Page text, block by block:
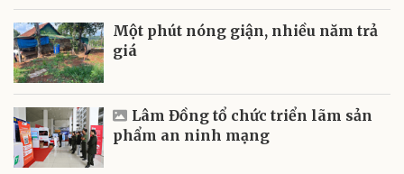
Một phút nóng giận, nhiều năm trả
giá
Lâm Đồng tổ chức triển lãm sản
phẩm an ninh mạng